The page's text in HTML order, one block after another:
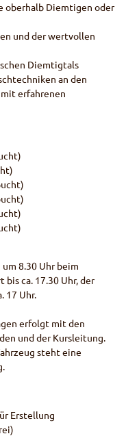
oberhalb Diemtigen oder
und der wertvollen
Diemtigtals
an den
erfahrenen
8.30 Uhr beim
ca. 17.30 Uhr, der
17 Uhr.
erfolgt mit den
und der Kursleitung.
steht eine
Erstellung